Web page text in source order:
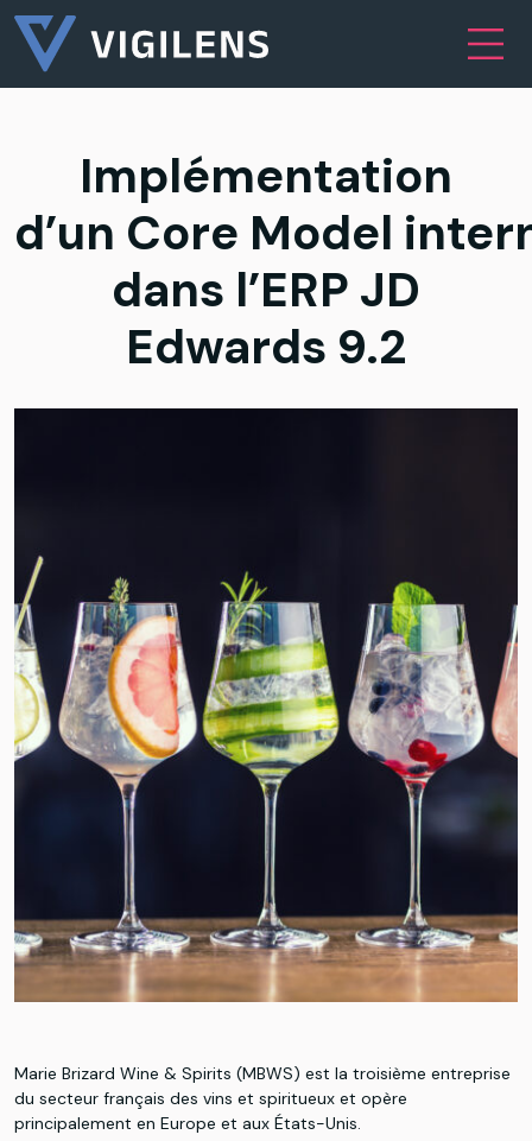
Skip to content
Main Navigation
Implémentation
d’un Core Model
dans l’ERP JD
Edwards 9.2
Marie Brizard Wine & Spirits (MBWS) est la troisième entreprise
du secteur français des vins et spiritueux et opère
principalement en Europe et aux États-Unis.